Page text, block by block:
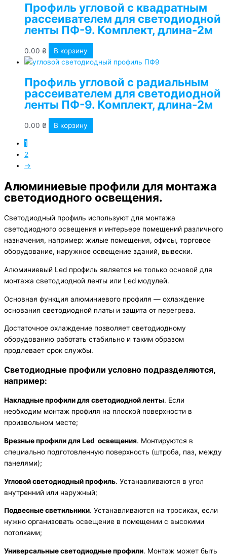
Профиль угловой с квадратным
рассеивателем для светодиодной
ленты ПФ-9. Комплект, длина-2м
0.00 ₴ В корзину
Профиль угловой с радиальным
рассеивателем для светодиодной
ленты ПФ-9. Комплект, длина-2м
0.00 ₴ В корзину
1
2
→
Алюминиевые профили для монтажа
светодиодного освещения.
Светодиодный профиль используют для монтажа
светодиодного освещения и интерьере помещений различного
назначения, например: жилые помещения, офисы, торговое
оборудование, наружное освещение зданий, вывески.
Алюминиевый Led профиль является не только основой для
монтажа светодиодной ленты или Led модулей.
Основная функция алюминиевого профиля — охлаждение
основания светодиодной платы и защита от перегрева.
Достаточное охлаждение позволяет светодиодному
оборудованию работать стабильно и таким образом
продлевает срок службы.
Светодиодные профили условно подразделяются,
например:
Накладные профили для светодиодной ленты. Если
необходим монтаж профиля на плоской поверхности в
произвольном месте;
Врезные профили для Led освещения. Монтируются в
специально подготовленную поверхность (штроба, паз, между
панелями);
Угловой светодиодный профиль. Устанавливаются в угол
внутренний или наружный;
Подвесные светильники. Устанавливаются на тросиках, если
нужно организовать освещение в помещении с высокими
потолками;
Универсальные светодиодные профили. Монтаж может быть